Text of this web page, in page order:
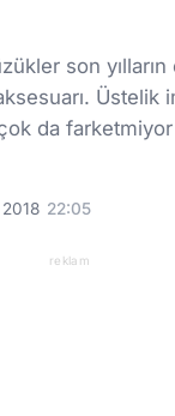
son
Üstelik
da
22:05
reklam